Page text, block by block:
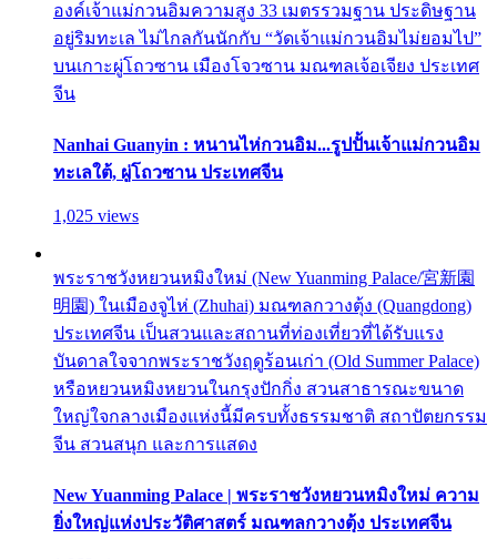
องค์เจ้าแม่กวนอิมความสูง 33 เมตรรวมฐาน ประดิษฐาน
อยู่ริมทะเล ไม่ไกลกันนักกับ “วัดเจ้าแม่กวนอิมไม่ยอมไป”
บนเกาะผู่โถวซาน เมืองโจวซาน มณฑลเจ้อเจียง ประเทศ
จีน
Nanhai Guanyin : หนานไห่กวนอิม...รูปปั้นเจ้าแม่กวนอิม
ทะเลใต้, ผู่โถวซาน ประเทศจีน
1,025 views
พระราชวังหยวนหมิงใหม่ (New Yuanming Palace/宮新園
明園) ในเมืองจูไห่ (Zhuhai) มณฑลกวางตุ้ง (Quangdong)
ประเทศจีน เป็นสวนและสถานที่ท่องเที่ยวที่ได้รับแรง
บันดาลใจจากพระราชวังฤดูร้อนเก่า (Old Summer Palace)
หรือหยวนหมิงหยวนในกรุงปักกิ่ง สวนสาธารณะขนาด
ใหญ่ใจกลางเมืองแห่งนี้มีครบทั้งธรรมชาติ สถาปัตยกรรม
จีน สวนสนุก และการแสดง
New Yuanming Palace | พระราชวังหยวนหมิงใหม่ ความ
ยิ่งใหญ่แห่งประวัติศาสตร์ มณฑลกวางตุ้ง ประเทศจีน